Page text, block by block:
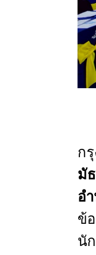
ก
มั
อ
ข้
นั